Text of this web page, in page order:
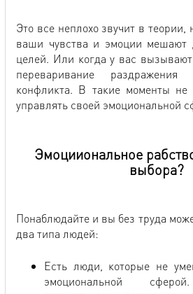
Это все неплохо звучит в теории,
ваши чувства и эмоции мешают
целей. Или когда у вас
переваривание раздражения
конфликта. В такие моменты
управлять своей эмоциональной
Эмоцииональное
выбора?
Понаблюдайте и вы без труда
два типа людей:
Есть люди, которые не
эмоциональной